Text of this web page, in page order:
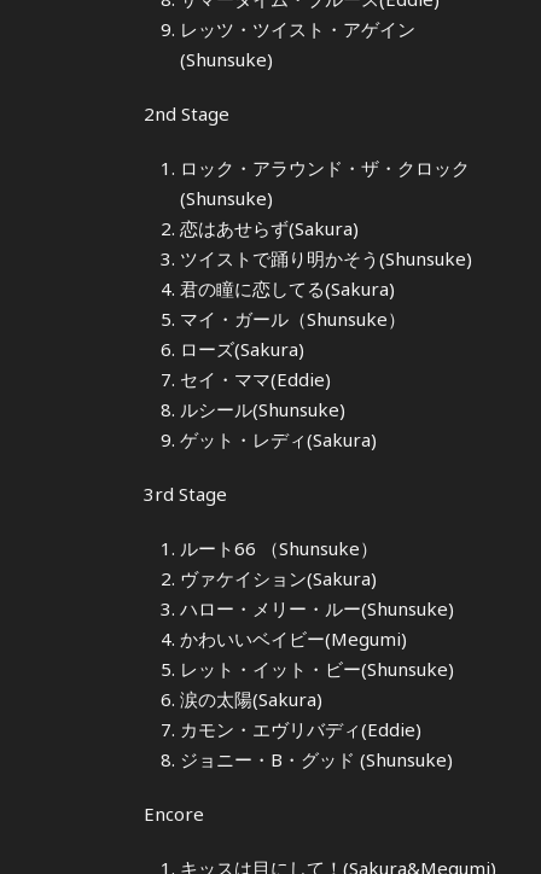
レッツ・ツイスト・アゲイン
(Shunsuke)
2nd Stage
ロック・アラウンド・ザ・クロック
(Shunsuke)
恋はあせらず(Sakura)
ツイストで踊り明かそう(Shunsuke)
君の瞳に恋してる(Sakura)
マイ・ガール（Shunsuke）
ローズ(Sakura)
セイ・ママ(Eddie)
ルシール(Shunsuke)
ゲット・レディ(Sakura)
3rd Stage
ルート66 （Shunsuke）
ヴァケイション(Sakura)
ハロー・メリー・ルー(Shunsuke)
かわいいベイビー(Megumi)
レット・イット・ビー(Shunsuke)
涙の太陽(Sakura)
カモン・エヴリバディ(Eddie)
ジョニー・B・グッド (Shunsuke)
Encore
キッスは目にして！(Sakura&Megumi)